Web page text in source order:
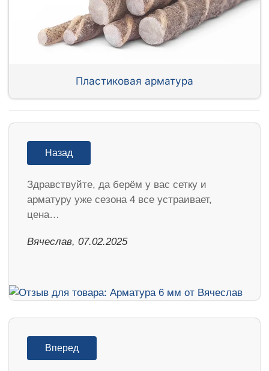
Пластиковая арматура
Назад
Здравствуйте, да берём у вас сетку и
арматуру уже сезона 4 все устраивает,
цена…
Вячеслав, 07.02.2025
Вперед